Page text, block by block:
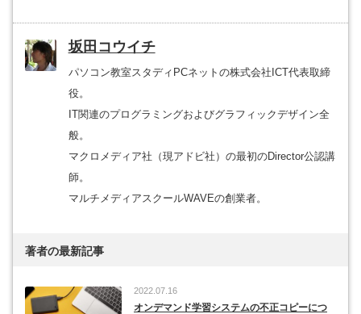
坂田コウイチ
パソコン教室スタディPCネットの株式会社ICT代表取締
役。
IT関連のプログラミングおよびグラフィックデザイン全
般。
マクロメディア社（現アドビ社）の最初のDirector公認講
師。
マルチメディアスクールWAVEの創業者。
著者の最新記事
2022.07.16
オンデマンド学習システムの不正コピーにつ